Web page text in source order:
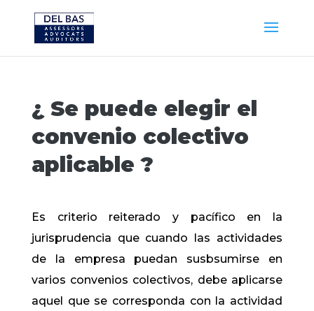
¿ Se puede elegir el
convenio colectivo
aplicable ?
Es criterio reiterado y pacífico en la
jurisprudencia que cuando las actividades
de la empresa puedan susbsumirse en
varios convenios colectivos, debe aplicarse
aquel que se corresponda con la actividad